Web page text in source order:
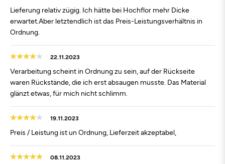
Lieferung relativ zügig. Ich hätte bei Hochflor mehr Dicke
erwartet.Aber letztendlich ist das Preis-Leistungsverhältnis in
Ordnung.
22.11.2023
Verarbeitung scheint in Ordnung zu sein, auf der Rückseite
waren Rückstände, die ich erst absaugen musste. Das Material
glänzt etwas, für mich nicht schlimm.
19.11.2023
Preis / Leistung ist un Ordnung, Lieferzeit akzeptabel,
08.11.2023